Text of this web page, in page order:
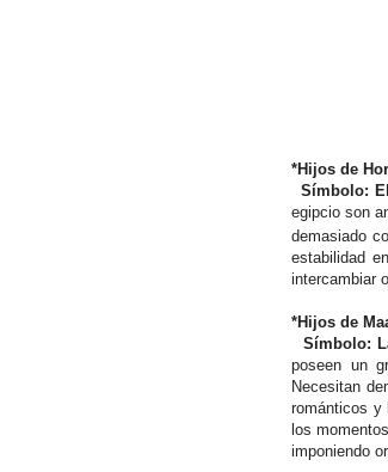
*Hijos de
Símbolo:
egipcio son
demasiado
estabilidad
intercambiar
*Hijos de
Símbolo:
poseen un
Necesitan
románticos y
los
imponiendo